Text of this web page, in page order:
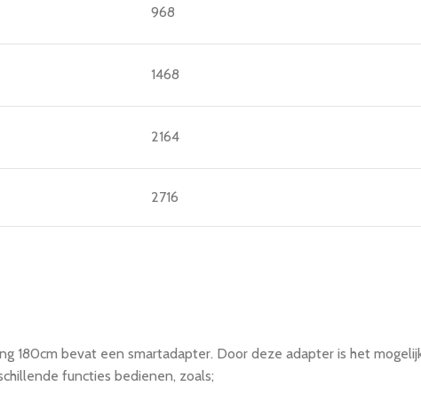
968
1468
2164
2716
180cm bevat een smartadapter. Door deze adapter is het
functies bedienen, zoals;